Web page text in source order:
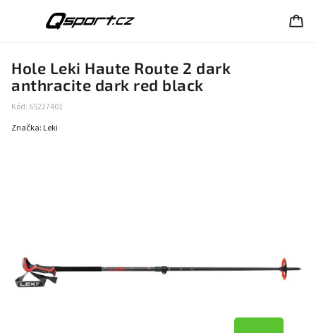
Hole Leki Haute Route 2 dark
anthracite dark red black
Kód: 65227401
Značka: Leki